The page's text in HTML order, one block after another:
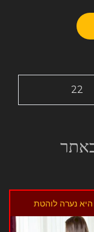
22
באתר
היא נערה לוהטת